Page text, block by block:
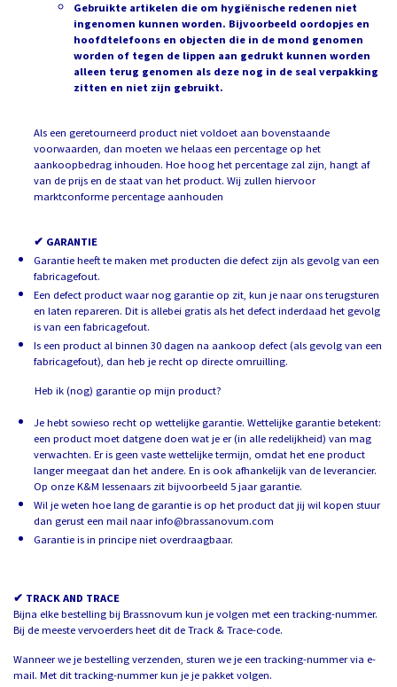
Gebruikte artikelen die om hygiënische redenen niet
ingenomen kunnen worden. Bijvoorbeeld oordopjes en
hoofdtelefoons en objecten die in de mond genomen
worden of tegen de lippen aan gedrukt kunnen worden
alleen terug genomen als deze nog in de seal verpakking
zitten en niet zijn gebruikt.
Als een geretourneerd product niet voldoet aan bovenstaande
voorwaarden, dan moeten we helaas een percentage op het
aankoopbedrag inhouden. Hoe hoog het percentage zal zijn, hangt af
van de prijs en de staat van het product. Wij zullen hiervoor
marktconforme percentage aanhouden
✔ GARANTIE
Garantie heeft te maken met producten die defect zijn als gevolg van een
fabricagefout.
Een defect product waar nog garantie op zit, kun je naar ons terugsturen
en laten repareren. Dit is allebei gratis als het defect inderdaad het gevolg
is van een fabricagefout.
Is een product al binnen 30 dagen na aankoop defect (als gevolg van een
fabricagefout), dan heb je recht op directe omruilling.
Heb ik (nog) garantie op mijn product?
Je hebt sowieso recht op wettelijke garantie. Wettelijke garantie betekent:
een product moet datgene doen wat je er (in alle redelijkheid) van mag
verwachten. Er is geen vaste wettelijke termijn, omdat het ene product
langer meegaat dan het andere. En is ook afhankelijk van de leverancier.
Op onze K&M lessenaars zit bijvoorbeeld 5 jaar garantie.
Wil je weten hoe lang de garantie is op het product dat jij wil kopen stuur
dan gerust een mail naar info@brassanovum.com
Garantie is in principe niet overdraagbaar.
✔ TRACK AND TRACE
Bijna elke bestelling bij Brassnovum kun je volgen met een tracking-nummer.
Bij de meeste vervoerders heet dit de Track & Trace-code.
Wanneer we je bestelling verzenden, sturen we je een tracking-nummer via e-
mail. Met dit tracking-nummer kun je je pakket volgen.